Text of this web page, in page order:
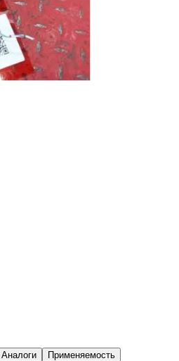
Аналоги Применяемость